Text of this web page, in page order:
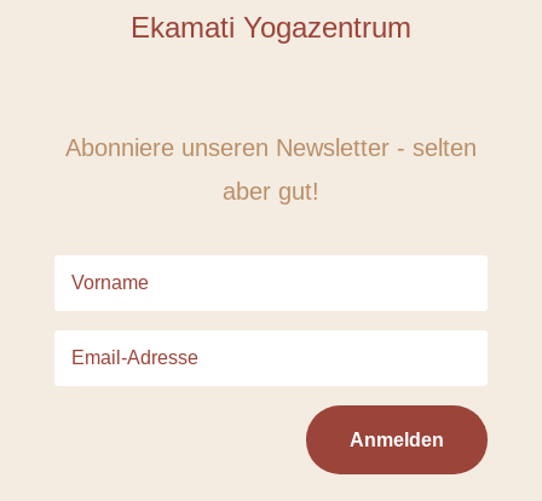
Ekamati Yogazentrum
Abonniere unseren Newsletter - selten
aber gut!
Anmelden